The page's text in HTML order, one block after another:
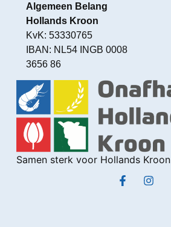
Samen sterk voor Hollands Kroon
Algemeen Belang
Hollands Kroon
KvK: 53330765
IBAN: NL54 INGB 0008
3656 86